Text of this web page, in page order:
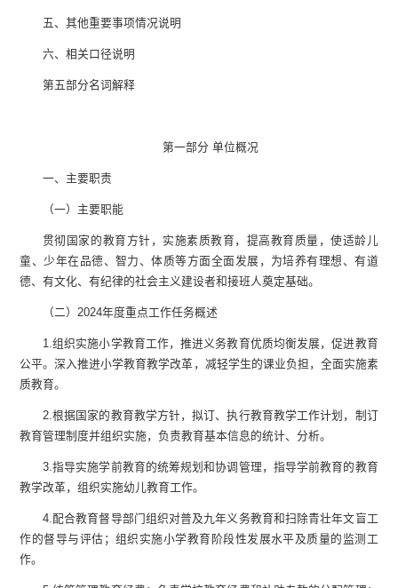
五、 其他重要事项情况说明
六、相关口径说明
第五部分名词解释
第一部分 单位概况
一、主要职责
（一）主要职能
贯彻国家的教育方针，实施素质教育，提高教育质量，使适龄儿
童、少年在品德、智力、体质等方面全面发展，为培养有理想、有道
德、有文化、有纪律的社会主义建设者和接班人奠定基础。
（二） 2024年度重点工作任务概述
1.组织实施小学教育工作，推进义务教育优质均衡发展，促进教育
公平。深入推进小学教育教学改革，减轻学生的课业负担，全面实施素
质教育。
2.根据国家的教育教学方针，拟订、执行教育教学工作计划，制订
教育管理制度并组织实施，负责教育基本信息的统计、分析。
3.指导实施学前教育的统筹规划和协调管理，指导学前教育的教育
教学改革，组织实施幼儿教育工作。
4.配合教育督导部门组织对普及九年义务教育和扫除青壮年文盲工
作的督导与评估；组织实施小学教育阶段性发展水平及质量的监测工
作。